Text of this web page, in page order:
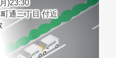
)23:30
通三丁目 付近